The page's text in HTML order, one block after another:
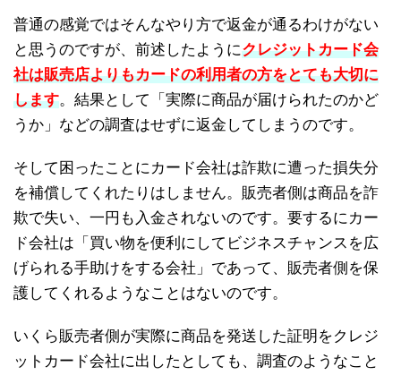
普通の感覚ではそんなやり方で返金が通るわけがない
と思うのですが、前述したようにクレジットカード会
社は販売店よりもカードの利用者の方をとても大切に
します。結果として「実際に商品が届けられたのかど
うか」などの調査はせずに返金してしまうのです。
そして困ったことにカード会社は詐欺に遭った損失分
を補償してくれたりはしません。販売者側は商品を詐
欺で失い、一円も入金されないのです。要するにカー
ド会社は「買い物を便利にしてビジネスチャンスを広
げられる手助けをする会社」であって、販売者側を保
護してくれるようなことはないのです。
いくら販売者側が実際に商品を発送した証明をクレジ
ットカード会社に出したとしても、調査のようなこと